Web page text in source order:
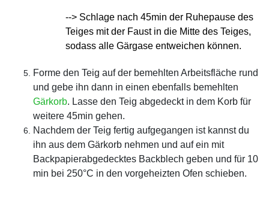
--> Schlage nach 45min der Ruhepause des
Teiges mit der Faust in die Mitte des Teiges,
sodass alle Gärgase entweichen können.
Forme den Teig auf der bemehlten Arbeitsfläche rund
und gebe ihn dann in einen ebenfalls bemehlten
Gärkorb. Lasse den Teig abgedeckt in dem Korb für
weitere 45min gehen.
Nachdem der Teig fertig aufgegangen ist kannst du
ihn aus dem Gärkorb nehmen und auf ein mit
Backpapierabgedecktes Backblech geben und für 10
min bei 250°C in den vorgeheizten Ofen schieben.